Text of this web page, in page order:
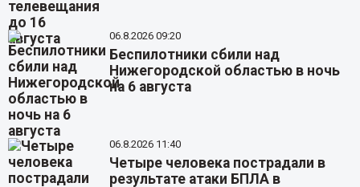
06.8.2026 09:20
Беспилотники сбили над
Нижегородской областью в ночь
на 6 августа
06.8.2026 11:40
Четыре человека пострадали в
результате атаки БПЛА в